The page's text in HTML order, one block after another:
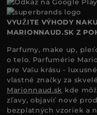
VYUŽITE VÝHODY
MARIONNAUD.SK Z
Parfumy, make up,
o telo. Parfumérie
pre Vašu krásu -
vlastné značky za
Marionnaud.sk kde
zľavy, objaviť nové
bezplatných vzoriek a